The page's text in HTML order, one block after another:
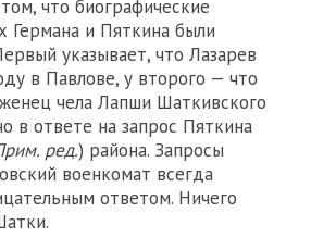
что биографические
Германа и Пяткина были
указывает, что Лазарев
в Павлове, у второго — что
чела Лапши Шаткивского
в ответе на запрос Пяткина
ред.) района. Запросы
военкомат всегда
ответом. Ничего